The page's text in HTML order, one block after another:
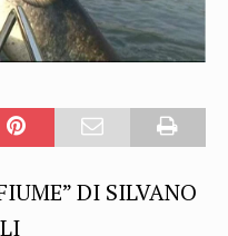
DI SILVANO